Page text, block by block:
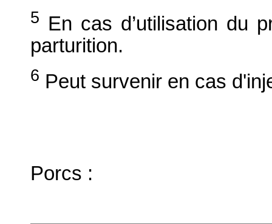
5 En cas d’utilisation du
parturition.
6 Peut survenir en cas
Porcs :